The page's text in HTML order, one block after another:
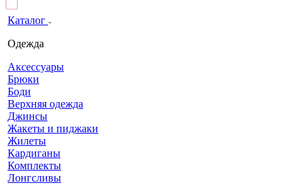
Каталог
Одежда
Аксессуары
Брюки
Боди
Верхняя одежда
Джинсы
Жакеты и пиджаки
Жилеты
Кардиганы
Комплекты
Лонгсливы